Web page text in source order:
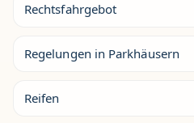
Rechtsfahrgebot
Regelungen in Parkhäusern
Reifen